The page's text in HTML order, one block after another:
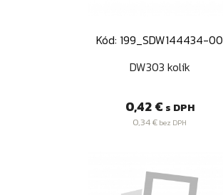
Kód: 199_SDW144434-00
DW303 kolík
Cena
0,42 € s DPH
0,34 € bez DPH